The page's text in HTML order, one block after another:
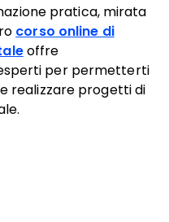
pratica, mirata
corso online di
offre
per permetterti
realizzare progetti di